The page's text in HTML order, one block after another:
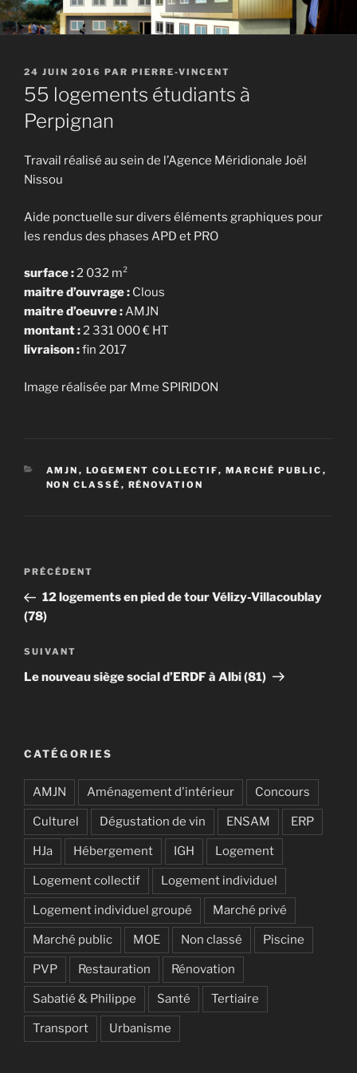
PUBLIÉ
LE
24 JUIN 2016 PAR PIERRE-VINCENT
55 logements étudiants à
Perpignan
Travail réalisé au sein de l’Agence Méridionale Joël
Nissou
Aide ponctuelle sur divers éléments graphiques pour
les rendus des phases APD et PRO
surface :2 032 m²
maitre d’ouvrage : Clous
maitre d’oeuvre :AMJN
montant :2 331 000 € HT
livraison :fin 2017
Image réalisée par Mme SPIRIDON
CATÉGORIES
AMJN , LOGEMENT COLLECTIF, MARCHÉ PUBLIC ,
NON CLASSÉ , RÉNOVATION
Navigation
l’article
Article
précédent
PRÉCÉDENT
12 logements en pied de tour Vélizy-Villacoublay
(78)
Article
suivant
SUIVANT
Le nouveau siège social d’ERDF à Albi (81)
CATÉGORIES
AMJN Aménagement d'intérieur Concours
Culturel Dégustation de vin ENSAM ERP
HJa Hébergement IGH Logement
Logement collectif Logement individuel
Logement individuel groupé Marché privé
Marché public MOE Non classé Piscine
PVP Restauration Rénovation
Sabatié & Philippe Santé Tertiaire
Transport Urbanisme